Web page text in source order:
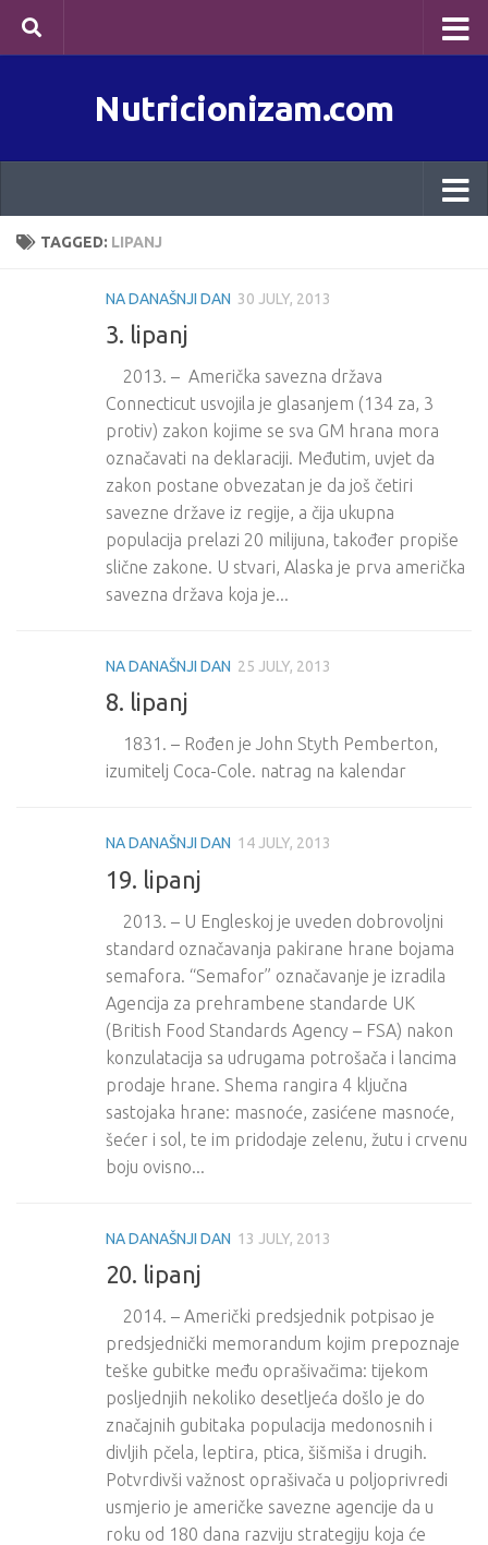
Skip to content
Nutricionizam.com
TAGGED: LIPANJ
NA DANAŠNJI DAN 30 JULY, 2013
3. lipanj
2013. – Američka savezna država
Connecticut usvojila je glasanjem (134 za, 3
protiv) zakon kojime se sva GM hrana mora
označavati na deklaraciji. Međutim, uvjet da
zakon postane obvezatan je da još četiri
savezne države iz regije, a čija ukupna
populacija prelazi 20 milijuna, također propiše
slične zakone. U stvari, Alaska je prva američka
savezna država koja je...
NA DANAŠNJI DAN 25 JULY, 2013
8. lipanj
1831. – Rođen je John Styth Pemberton,
izumitelj Coca-Cole. natrag na kalendar
NA DANAŠNJI DAN 14 JULY, 2013
19. lipanj
2013. – U Engleskoj je uveden dobrovoljni
standard označavanja pakirane hrane bojama
semafora. “Semafor” označavanje je izradila
Agencija za prehrambene standarde UK
(British Food Standards Agency – FSA) nakon
konzulatacija sa udrugama potrošača i lancima
prodaje hrane. Shema rangira 4 ključna
sastojaka hrane: masnoće, zasićene masnoće,
šećer i sol, te im pridodaje zelenu, žutu i crvenu
boju ovisno...
NA DANAŠNJI DAN 13 JULY, 2013
20. lipanj
2014. – Američki predsjednik potpisao je
predsjednički memorandum kojim prepoznaje
teške gubitke među oprašivačima: tijekom
posljednjih nekoliko desetljeća došlo je do
značajnih gubitaka populacija medonosnih i
divljih pčela, leptira, ptica, šišmiša i drugih.
Potvrdivši važnost oprašivača u poljoprivredi
usmjerio je američke savezne agencije da u
roku od 180 dana razviju strategiju koja će